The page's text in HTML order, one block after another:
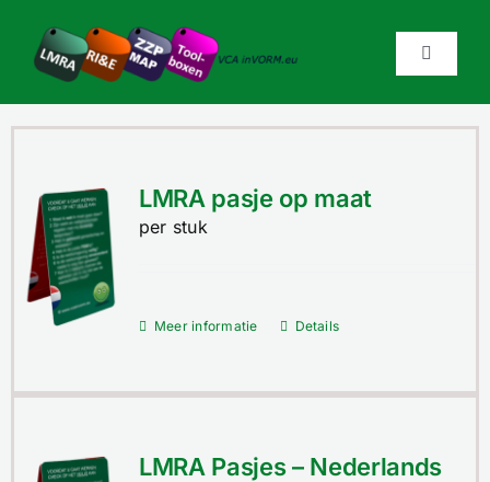
inhoud
Toggle
Home
Producten & Diensten
Prijzen
LMRA pasje op maat
per stuk
Meer informatie Details
LMRA Pasjes – Nederlands